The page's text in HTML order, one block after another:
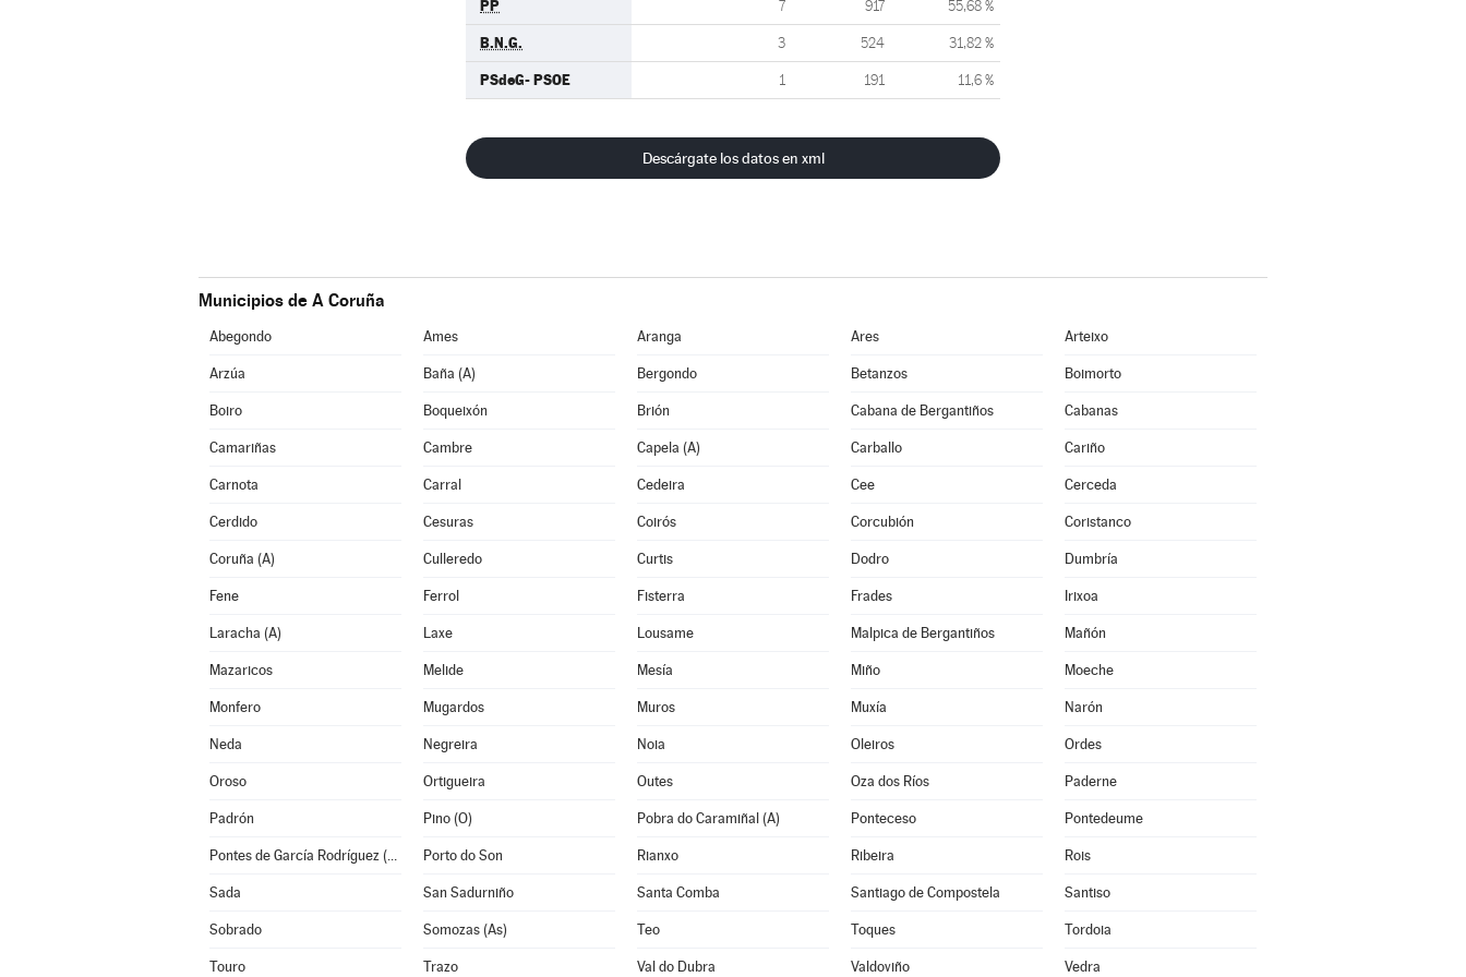
PP 7 917 55,68 %
B.N.G. 3 524 31,82 %
PSdeG- PSOE 1 191 11,6 %
Descárgate los datos en xml
Municipios de A Coruña
Abegondo Ames Aranga Ares Arteixo
Arzúa Baña (A) Bergondo Betanzos Boimorto
Boiro Boqueixón Brión Cabana de Bergantiños Cabanas
Camariñas Cambre Capela (A) Carballo Cariño
Carnota Carral Cedeira Cee Cerceda
Cerdido Cesuras Coirós Corcubión Coristanco
Coruña (A) Culleredo Curtis Dodro Dumbría
Fene Ferrol Fisterra Frades Irixoa
Laracha (A) Laxe Lousame Malpica de Bergantiños Mañón
Mazaricos Melide Mesía Miño Moeche
Monfero Mugardos Muros Muxía Narón
Neda Negreira Noia Oleiros Ordes
Oroso Ortigueira Outes Oza dos Ríos Paderne
Padrón Pino (O) Pobra do Caramiñal (A) Ponteceso Pontedeume
Pontes de García Rodríguez (As) Porto do Son Rianxo Ribeira Rois
Sada San Sadurniño Santa Comba Santiago de Compostela Santiso
Sobrado Somozas (As) Teo Toques Tordoia
Touro Trazo Val do Dubra Valdoviño Vedra